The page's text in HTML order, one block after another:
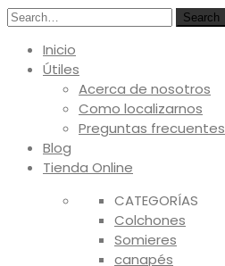
Search
Inicio
Útiles
Acerca de nosotros
Como localizarnos
Preguntas frecuentes
Blog
Tienda Online
CATEGORÍAS
Colchones
Somieres
canapés